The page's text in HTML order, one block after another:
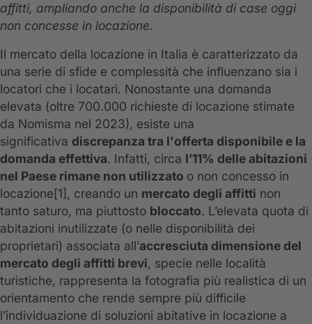
affitti, ampliando anche la disponibilità di case oggi
non concesse in locazione.
Il mercato della locazione in Italia è caratterizzato da
una serie di sfide e complessità che influenzano sia i
locatori che i locatari. Nonostante una domanda
elevata (oltre 700.000 richieste di locazione stimate
da Nomisma nel 2023), esiste una
significativa discrepanza tra l'offerta disponibile e la
domanda effettiva. Infatti, circa l’11% delle abitazioni
nel Paese rimane non utilizzato o non concesso in
locazione[1], creando un mercato degli affitti non
tanto saturo, ma piuttosto bloccato. L’elevata quota di
abitazioni inutilizzate (o nelle disponibilità dei
proprietari) associata all’accresciuta dimensione del
mercato degli affitti brevi, specie nelle località
turistiche, rappresenta la fotografia più realistica di un
orientamento che rende sempre più difficile
l’individuazione di soluzioni abitative in locazione a